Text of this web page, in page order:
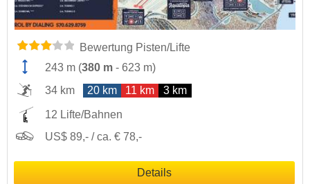
Bewertung Pisten/Lifte
243 m (380 m - 623 m)
34 km
20 km 11 km 3 km
12 Lifte/Bahnen
US$ 89,- / ca. € 78,-
Details